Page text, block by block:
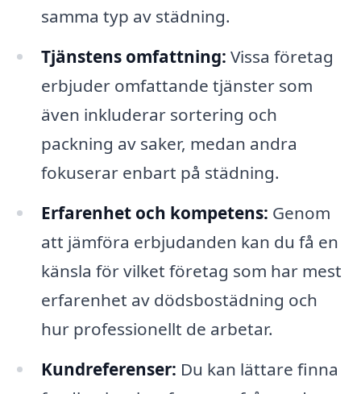
samma typ av städning.
Tjänstens omfattning: Vissa företag
erbjuder omfattande tjänster som
även inkluderar sortering och
packning av saker, medan andra
fokuserar enbart på städning.
Erfarenhet och kompetens: Genom
att jämföra erbjudanden kan du få en
känsla för vilket företag som har mest
erfarenhet av dödsbostädning och
hur professionellt de arbetar.
Kundreferenser: Du kan lättare finna